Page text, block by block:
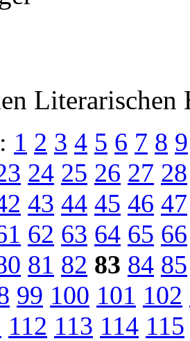
1 2 3 4 5 6 7 8 9
24 25 26 27 28
43 44 45 46 47
62 63 64 65 66
81 82 83 84 85
99 100 101 102
112 113 114 115